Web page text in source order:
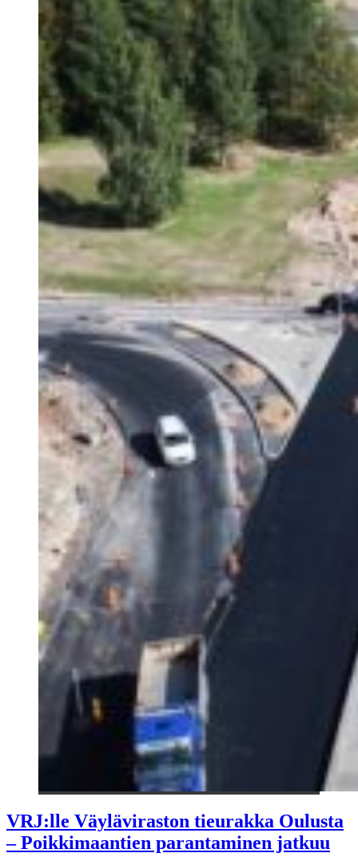
VRJ:lle Väyläviraston tieurakka Oulusta
– Poikkimaantien parantaminen jatkuu